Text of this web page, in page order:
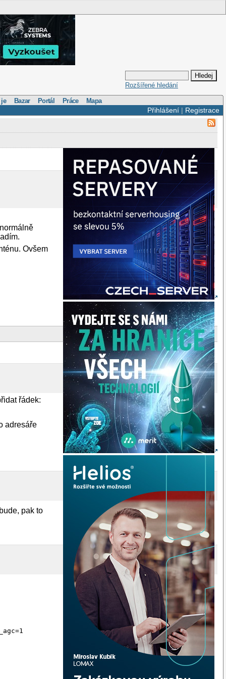
Rozšířené hledání
je Bazar Portál Práce Mapa
Přihlášení| Registrace
Ovšem
řádek:
adresáře
pak to